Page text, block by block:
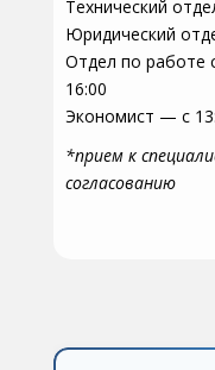
Технический
Юридический
Отдел по работе
16:00
Экономист — с
*прием к
согласованию